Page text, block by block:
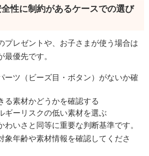
性に制約があるケースでの選び
プレゼントや、お子さまが使う場合は
最優先です。
ーツ（ビーズ目・ボタン）がないか確
る素材かどうかを確認する
ギーリスクの低い素材を選ぶ
いさと同等に重要な判断基準です。
象年齢や素材情報を確認してくださ